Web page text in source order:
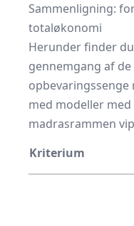
Sammenligning:
totaløkonomi
Herunder finder
gennemgang af
opbevaringssenge
med modeller med
madrasrammen
Kriterium